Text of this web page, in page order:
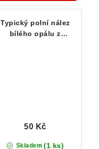
Typický polní nález
bílého opálu z
Skladem (1 ks)
50 Kč